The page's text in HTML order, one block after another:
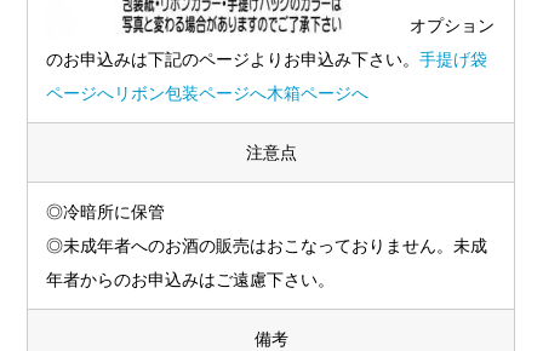
オプション
のお申込みは下記のページよりお申込み下さい。手提げ袋
ページへリボン包装ページへ木箱ページへ
注意点
◎冷暗所に保管
◎未成年者へのお酒の販売はおこなっておりません。未成
年者からのお申込みはご遠慮下さい。
備考